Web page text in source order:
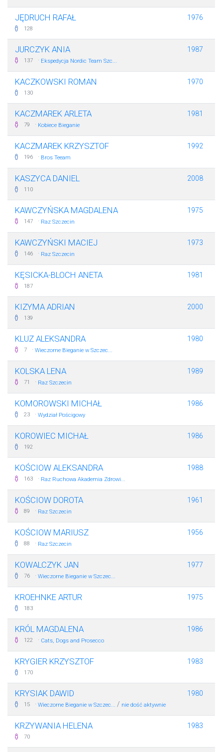
JĘDRUCH RAFAŁ
128
1976
JURCZYK ANIA
137 · Ekspedycja Nordic Team Szc...
1987
KACZKOWSKI ROMAN
130
1970
KACZMAREK ARLETA
79 · Kobiece Bieganie
1981
KACZMAREK KRZYSZTOF
196 · Bros Teeam
1992
KASZYCA DANIEL
110
2008
KAWCZYŃSKA MAGDALENA
147 · Raz Szczecin
1975
KAWCZYŃSKI MACIEJ
146 · Raz Szczecin
1973
KĘSICKA-BLOCH ANETA
187
1981
KIZYMA ADRIAN
139
2000
KLUZ ALEKSANDRA
7 · Wieczorne Bieganie w Szczec...
1980
KOLSKA LENA
71 · Raz Szczecin
1989
KOMOROWSKI MICHAŁ
23 · Wydział Pościgowy
1986
KOROWIEC MICHAŁ
192
1986
KOŚCIOW ALEKSANDRA
163 · Raz Ruchowa Akademia Zdrowi...
1988
KOŚCIOW DOROTA
89 · Raz Szczecin
1961
KOŚCIOW MARIUSZ
88 · Raz Szczecin
1956
KOWALCZYK JAN
76 · Wieczorne Bieganie w Szczec...
1977
KROEHNKE ARTUR
183
1975
KRÓL MAGDALENA
122 · Cats, Dogs and Prosecco
1986
KRYGIER KRZYSZTOF
170
1983
KRYSIAK DAWID
15 · Wieczorne Bieganie w Szczec... / nie dość aktywnie
1980
KRZYWANIA HELENA
70
1983